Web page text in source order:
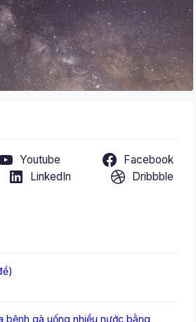
Youtube
Facebook
LinkedIn Dribbble
bệnh gà uống nhiều nước bằng